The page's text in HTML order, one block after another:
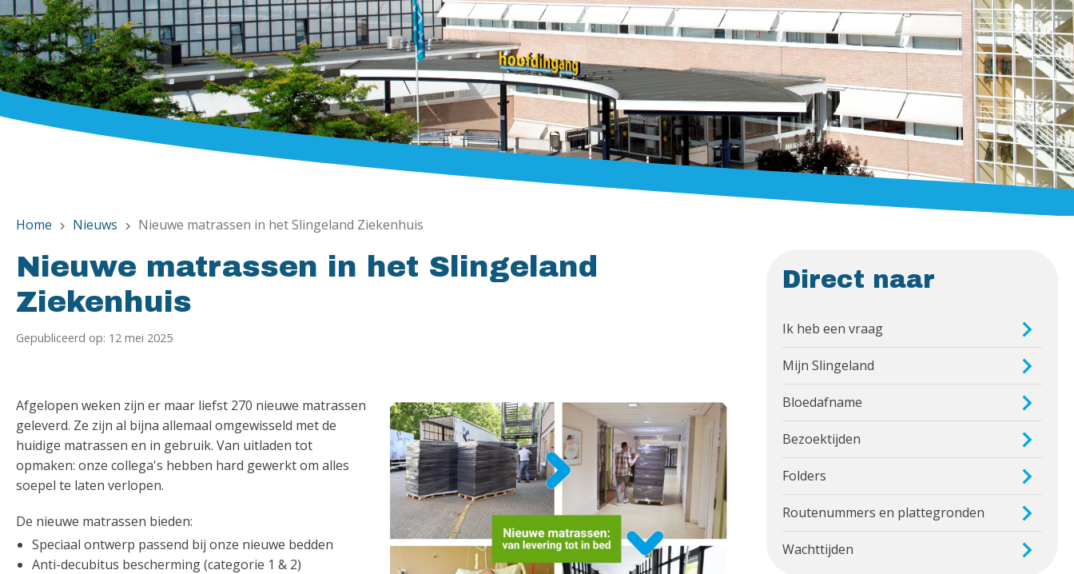
Home chevron_right Nieuws chevron_right Nieuwe matrassen in het Slingeland Ziekenhuis
Nieuwe matrassen in het Slingeland
Ziekenhuis
Gepubliceerd op: 12 mei 2025
Afgelopen weken zijn er maar liefst 270 nieuwe matrassen
geleverd. Ze zijn al bijna allemaal omgewisseld met de
huidige matrassen en in gebruik. Van uitladen tot
opmaken: onze collega's hebben hard gewerkt om alles
soepel te laten verlopen.
De nieuwe matrassen bieden:
Speciaal ontwerp passend bij onze nieuwe bedden
Anti-decubitus bescherming (categorie 1 & 2)
Direct naar
Ik heb een vraag
Mijn Slingeland
Bloedafname
Bezoektijden
Folders
Routenummers en plattegronden
Wachttijden